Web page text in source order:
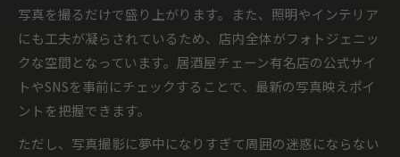
写真を撮るだけで盛り上がります。また、照明やインテリア
にも工夫が凝らされているため、店内全体がフォトジェニッ
クな空間となっています。居酒屋チェーン有名店の公式サイ
トやSNSを事前にチェックすることで、最新の写真映えポイ
ントを把握できます。
ただし、写真撮影に夢中になりすぎて周囲の迷惑にならない